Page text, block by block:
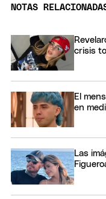
NOTAS
crisis
El
en
Las